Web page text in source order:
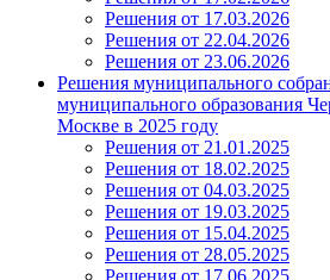
Решения от 17.03.2026
Решения от 22.04.2026
Решения от 23.06.2026
Решения муниципального
муниципального образования
Москве в 2025 году
Решения от 21.01.2025
Решения от 18.02.2025
Решения от 04.03.2025
Решения от 19.03.2025
Решения от 15.04.2025
Решения от 28.05.2025
Решения от 17.06.2025